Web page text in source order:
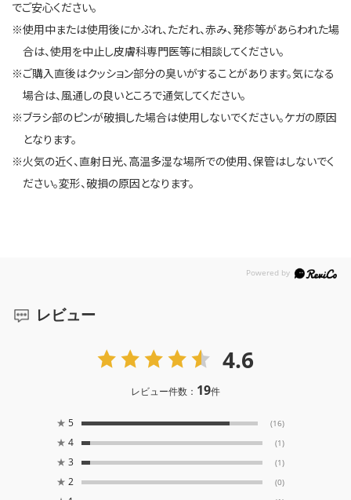
でご安心ください。
※使用中または使用後にかぶれ、ただれ、赤み、発疹等があらわれた場
合は、使用を中止し皮膚科専門医等に相談してください。
※ご購入直後はクッション部分の臭いがすることがあります。気になる
場合は、風通しの良いところで通気してください。
※ブラシ部のピンが破損した場合は使用しないでください。ケガの原因
となります。
※火気の近く、直射日光、高温多湿な場所での使用、保管はしないでく
ださい。変形、破損の原因となります。
レビュー
4.6
レビュー件数： 19件
★ 5 (16)
★ 4 (1)
★ 3 (1)
★ 2 (0)